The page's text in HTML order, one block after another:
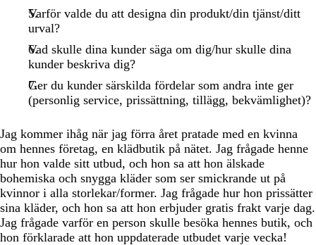
Varför valde du att designa din produkt/din tjänst/ditt
urval?
Vad skulle dina kunder säga om dig/hur skulle dina
kunder beskriva dig?
Ger du kunder särskilda fördelar som andra inte ger
(personlig service, prissättning, tillägg, bekvämlighet)?
Jag kommer ihåg när jag förra året pratade med en kvinna
om hennes företag, en klädbutik på nätet. Jag frågade henne
hur hon valde sitt utbud, och hon sa att hon älskade
bohemiska och snygga kläder som ser smickrande ut på
kvinnor i alla storlekar/former. Jag frågade hur hon prissätter
sina kläder, och hon sa att hon erbjuder gratis frakt varje dag.
Jag frågade varför en person skulle besöka hennes butik, och
hon förklarade att hon uppdaterade utbudet varje vecka!